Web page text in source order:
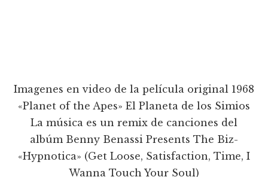
Imagenes en video de la película original 1968
«Planet of the Apes» El Planeta de los Simios
La música es un remix de canciones del
albúm Benny Benassi Presents The Biz-
«Hypnotica» (Get Loose, Satisfaction, Time, I
Wanna Touch Your Soul)